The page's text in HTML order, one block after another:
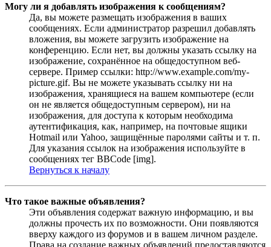
Могу ли я добавлять изображения к сообщениям?
Да, вы можете размещать изображения в ваших
сообщениях. Если администратор разрешил добавлять
вложения, вы можете загрузить изображение на
конференцию. Если нет, вы должны указать ссылку на
изображение, сохранённое на общедоступном веб-
сервере. Пример ссылки: http://www.example.com/my-
picture.gif. Вы не можете указывать ссылку ни на
изображения, хранящиеся на вашем компьютере (если
он не является общедоступным сервером), ни на
изображения, для доступа к которым необходима
аутентификация, как, например, на почтовые ящики
Hotmail или Yahoo, защищённые паролями сайты и т. п.
Для указания ссылок на изображения используйте в
сообщениях тег BBCode [img].
Вернуться к началу
Что такое важные объявления?
Эти объявления содержат важную информацию, и вы
должны прочесть их по возможности. Они появляются
вверху каждого из форумов и в вашем личном разделе.
Права на создание важных объявлений предоставляются